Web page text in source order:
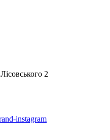
2
instagram